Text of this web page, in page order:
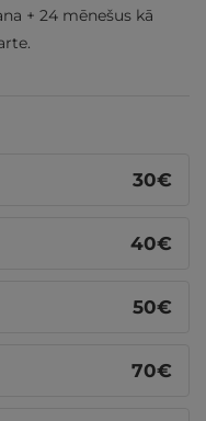
+ 24 mēnešus kā
30€
40€
50€
70€